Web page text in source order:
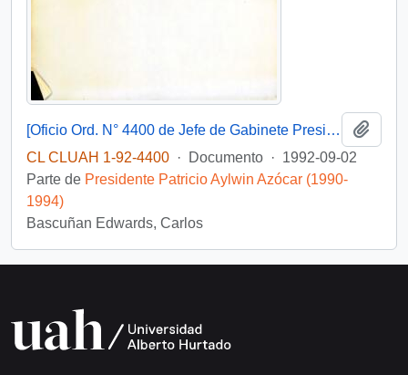
[Oficio Ord. N° 4400 de Jefe de Gabinete Presidencial, remite copia de carta]
CL CLUAH 1-92-4400 · Documento · 1992-09-02
Parte de Presidente Patricio Aylwin Azócar (1990-
1994)
Bascuñan Edwards, Carlos